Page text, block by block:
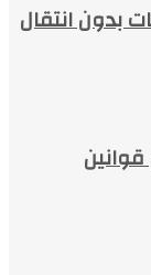
بدون انتقال